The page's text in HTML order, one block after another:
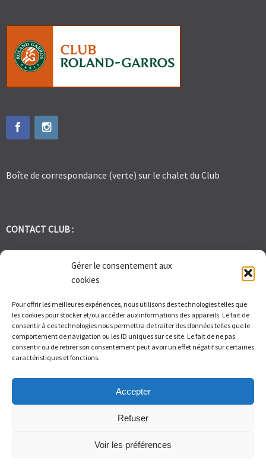
Gérer le consentement aux
cookies
Pour offrir les meilleures expériences, nous utilisons des technologies telles que
les cookies pour stocker et/ou accéder aux informations des appareils. Le fait de
consentir à ces technologies nous permettra de traiter des données telles que le
comportement de navigation ou les ID uniques sur ce site. Le fait de ne pas
consentir ou de retirer son consentement peut avoir un effet négatif sur certaines
caractéristiques et fonctions.
Accepter
Refuser
Voir les préférences
Boîte de correspondance (verte) sur le chalet du Club
CONTACT CLUB :
tennis.club.avignon@orange.fr
1 Bd des Frères Reboul 30400 Villeneuve les Avignon
Du Lundi au Vendredi de 9h à 12h et de 14h à 17h – Samedi de 9H
à 11H
© Tennis Club Avignon Montolivet 2026.